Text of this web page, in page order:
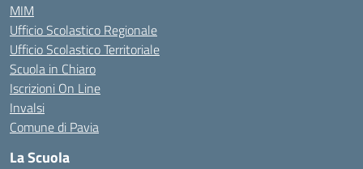
MIM
Ufficio Scolastico Regionale
Ufficio Scolastico Territoriale
Scuola in Chiaro
Iscrizioni On Line
Invalsi
Comune di Pavia
La Scuola